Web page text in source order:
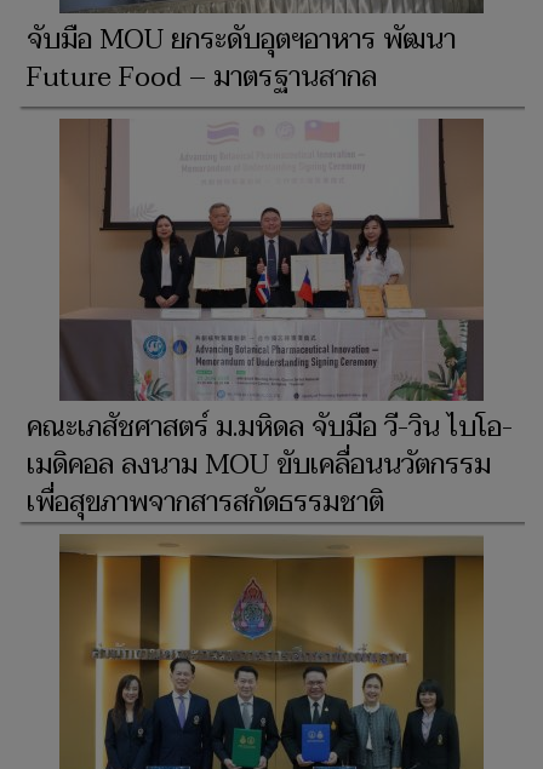
จับมือ MOU ยกระดับอุตฯอาหาร พัฒนา
Future Food – มาตรฐานสากล
คณะเภสัชศาสตร์ ม.มหิดล จับมือ วี-วิน ไบโอ-
เมดิคอล ลงนาม MOU ขับเคลื่อนนวัตกรรม
เพื่อสุขภาพจากสารสกัดธรรมชาติ